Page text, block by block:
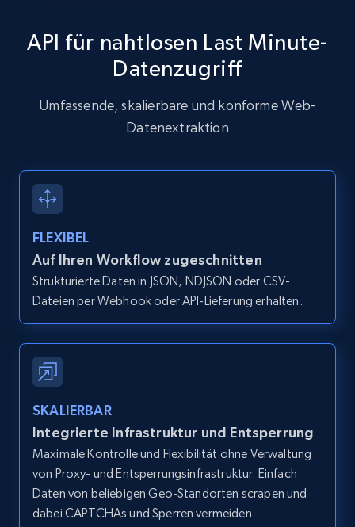
Zillow properties listing information
Zpid, City, State, HomeStatus, Address,
IsListingClaimedByCurrentSignedInUser,
IsCurrentSignedInAgentResponsible, Bedrooms,
Zillow properties listing information -
Discover by custom filters - location, home
type and status
IsCurrentSignedInAgentResponsible, Bedrooms,
and more.
12K+ 1.3K+ Gratis testen
Zillow properties listing information -
API für nahtlosen Last Minute-
Datenzugriff
Umfassende, skalierbare und konforme Web-
Datenextraktion
FLEXIBEL
Auf Ihren Workflow zugeschnitten
Strukturierte Daten in JSON, NDJSON oder CSV-
Dateien per Webhook oder API-Lieferung erhalten.
SKALIERBAR
Integrierte Infrastruktur und Entsperrung
Maximale Kontrolle und Flexibilität ohne Verwaltung
von Proxy- und Entsperrungsinfrastruktur. Einfach
Daten von beliebigen Geo-Standorten scrapen und
dabei CAPTCHAs und Sperren vermeiden.